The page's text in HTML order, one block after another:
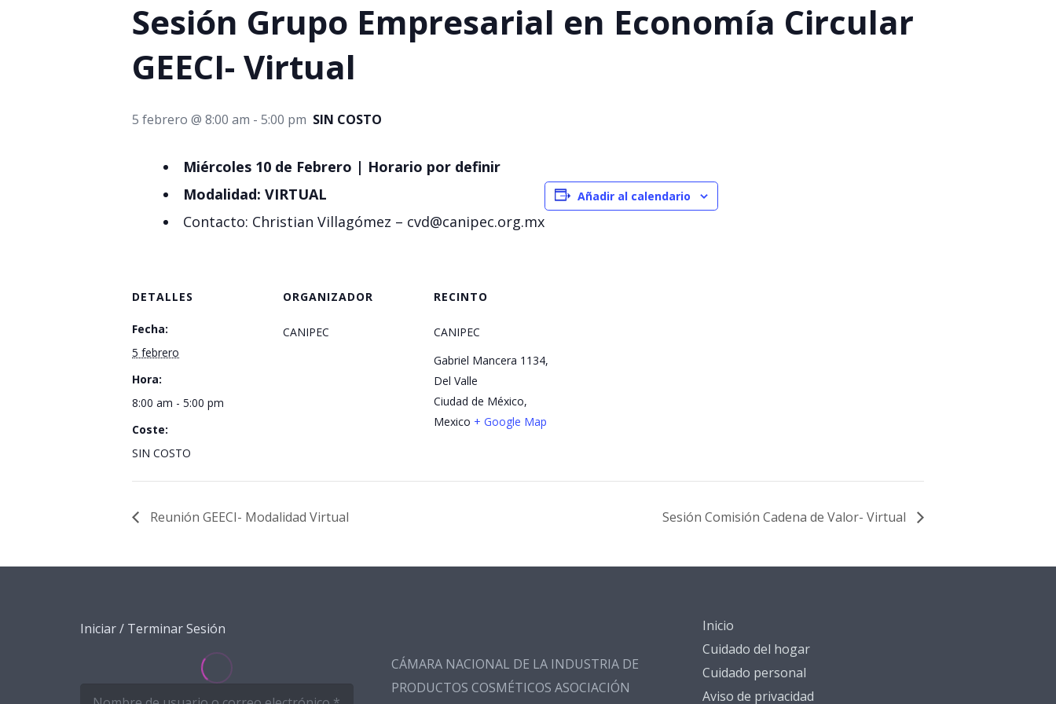
Sesión Grupo Empresarial en Economía Circular
GEECI- Virtual
5 febrero @ 8:00 am - 5:00 pm SIN COSTO
Miércoles 10 de Febrero | Horario por definir
Modalidad: VIRTUAL
Contacto: Christian Villagómez – cvd@canipec.org.mx
Añadir al calendario
DETALLES
Fecha:
5 febrero
Hora:
8:00 am - 5:00 pm
Coste:
SIN COSTO
ORGANIZADOR
CANIPEC
RECINTO
CANIPEC
Gabriel Mancera 1134,
Del Valle
Ciudad de México,
Mexico + Google Map
Reunión GEECI- Modalidad Virtual Sesión Comisión Cadena de Valor- Virtual
Iniciar / Terminar Sesión
CÁMARA NACIONAL DE LA INDUSTRIA DE
PRODUCTOS COSMÉTICOS ASOCIACIÓN
Inicio
Cuidado del hogar
Cuidado personal
Aviso de privacidad